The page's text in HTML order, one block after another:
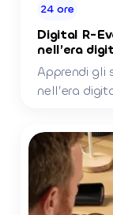
24 ore
Digital R-
nell’era
Apprendi gli
nell’era